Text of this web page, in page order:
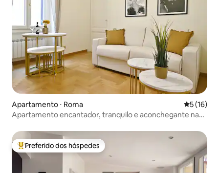
Apartamento ⋅ Roma 5 de uma
5 (16)
Apartamento encantador, tranquilo e aconchegante na
Entre os melhores preferidos dos hóspedes
Preferido dos hóspedes